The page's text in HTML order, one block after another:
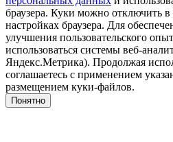
браузера. Куки можно отключить
настройках браузера. Для
улучшения пользовательского
использоваться системы веб-
Яндекс.Метрика). Продолжая
соглашаетесь с применением
размещением куки-файлов.
Понятно